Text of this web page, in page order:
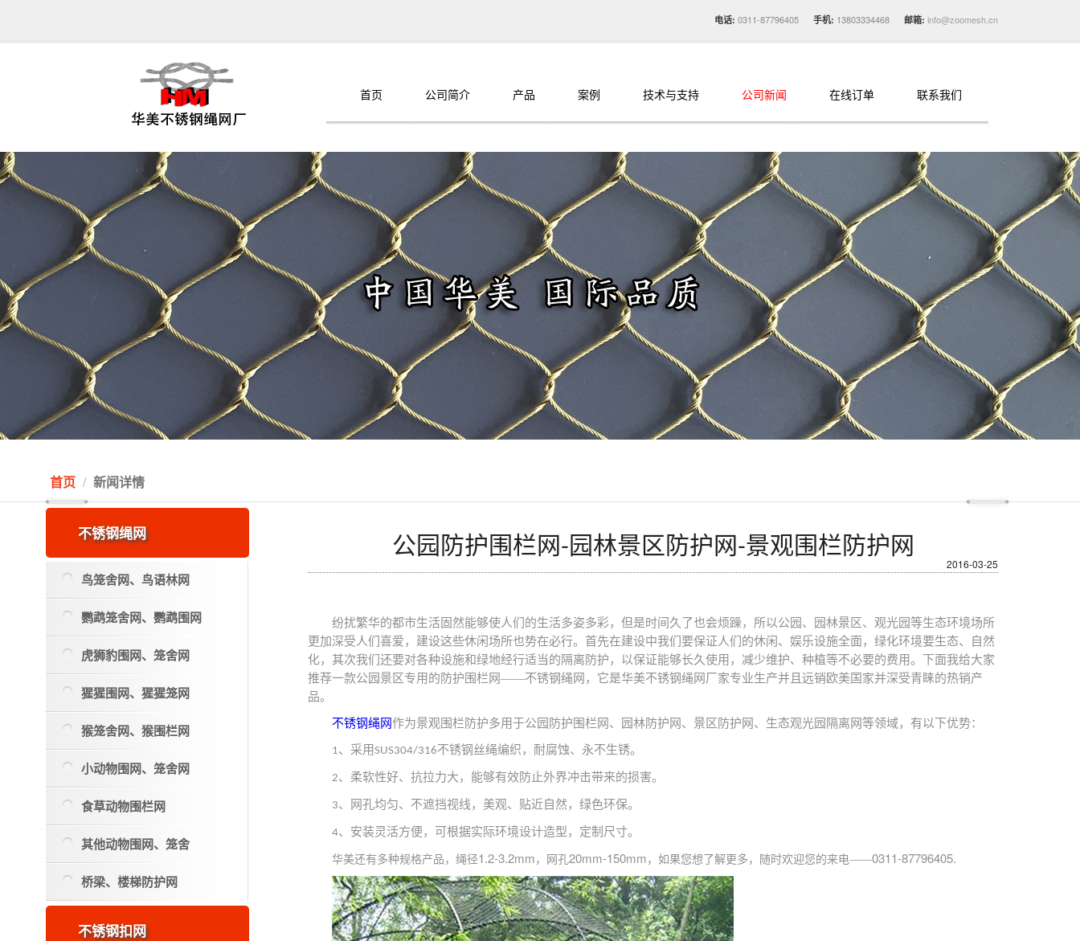
电话: 0311-87796405 手机: 13803334468 邮箱: info@zoomesh.cn
首页 公司简介 产品 案例 技术与支持 公司新闻 在线订单 联系我们
首页 新闻详情
不锈钢绳网
鸟笼舍网、鸟语林网
鹦鹉笼舍网、鹦鹉围网
虎狮豹围网、笼舍网
猩猩围网、猩猩笼网
猴笼舍网、猴围栏网
小动物围网、笼舍网
食草动物围栏网
其他动物围网、笼舍
桥梁、楼梯防护网
不锈钢扣网
公园防护围栏网-园林景区防护网-景观围栏防护网
2016-03-25
纷扰繁华的都市生活固然能够使人们的生活多姿多彩，但是时间久了也会烦躁，所以公园、园林景区、观光园等生态环境场所
更加深受人们喜爱，建设这些休闲场所也势在必行。首先在建设中我们要保证人们的休闲、娱乐设施全面，绿化环境要生态、自然
化，其次我们还要对各种设施和绿地经行适当的隔离防护，以保证能够长久使用，减少维护、种植等不必要的费用。下面我给大家
推荐一款公园景区专用的防护围栏网——不锈钢绳网，它是华美不锈钢绳网厂家专业生产并且远销欧美国家并深受青睐的热销产
品。
不锈钢绳网作为景观围栏防护多用于公园防护围栏网、园林防护网、景区防护网、生态观光园隔离网等领域，有以下优势：
1、采用SUS304/316不锈钢丝绳编织，耐腐蚀、永不生锈。
2、柔软性好、抗拉力大，能够有效防止外界冲击带来的损害。
3、网孔均匀、不遮挡视线，美观、贴近自然，绿色环保。
4、安装灵活方便，可根据实际环境设计造型，定制尺寸。
华美还有多种规格产品，绳径1.2-3.2mm ，网孔20mm-150mm ，如果您想了解更多，随时欢迎您的来电——0311-87796405.